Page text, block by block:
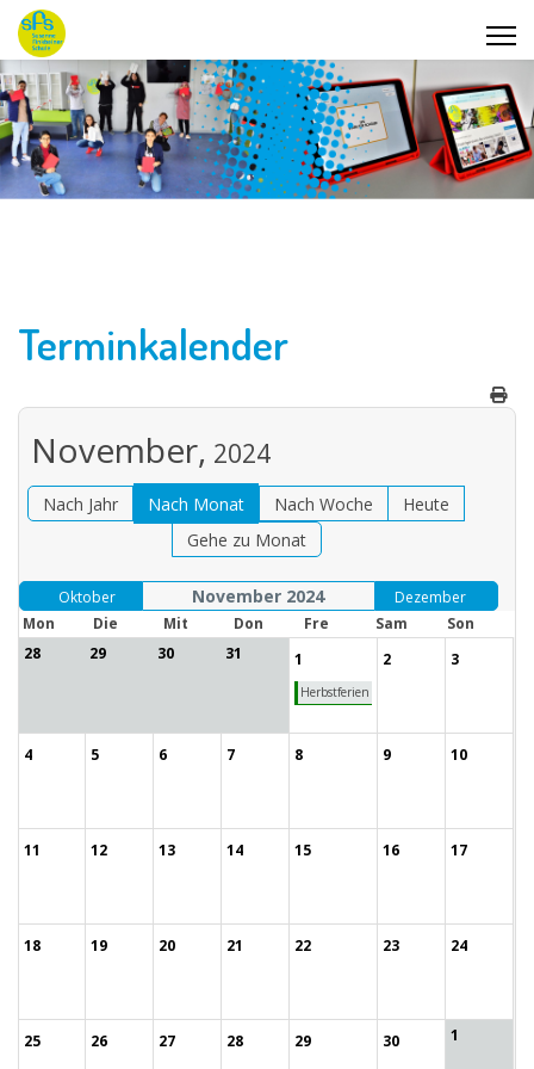
Terminkalender
November, 2024
Nach Jahr Nach Monat Nach Woche
Heute
Gehe zu Monat
Oktober November 2024
Dezember
Mon
Die Mit Don Fre Sam
Son
28
29 30 31 1
Herbstferien
2 3
4 5 6 7 8 9 10
11 12 13 14 15 16 17
18 19 20 21 22 23 24
25 26 27 28 29 30 1